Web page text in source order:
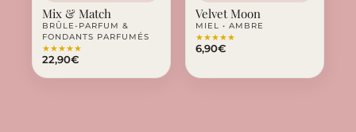
Mix & Match
BRÛLE-PARFUM &
FONDANTS PARFUMÉS
★★★★★
22,90€
Velvet Moon
MIEL • AMBRE
★★★★★
6,90€